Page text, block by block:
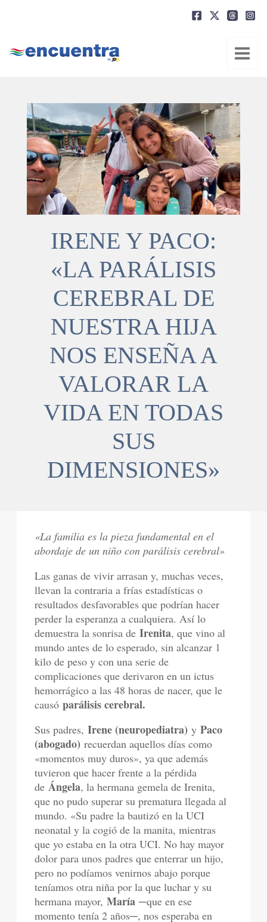
IRENE Y PACO:
«LA PARÁLISIS
CEREBRAL DE
NUESTRA HIJA
NOS ENSEÑA A
VALORAR LA
VIDA EN TODAS
SUS
DIMENSIONES»
«La familia es la pieza fundamental en el
abordaje de un niño con parálisis cerebral»
Las ganas de vivir arrasan y, muchas veces,
llevan la contraria a frías estadísticas o
resultados desfavorables que podrían hacer
perder la esperanza a cualquiera. Así lo
demuestra la sonrisa deIrenita, que vino al
mundo antes de lo esperado, sin alcanzar 1
kilo de peso y con una serie de
complicaciones que derivaron en un ictus
hemorrágico a las 48 horas de nacer, que le
causóparálisis cerebral.
Sus padres,Irene (neuropediatra) yPaco
(abogado) recuerdan aquellos días como
«momentos muy duros», ya que además
tuvieron que hacer frente a la pérdida
deÁngela, la hermana gemela de Irenita,
que no pudo superar su prematura llegada al
mundo. «Su padre la bautizó en la UCI
neonatal y la cogió de la manita, mientras
que yo estaba en la otra UCI. No hay mayor
dolor para unos padres que enterrar un hijo,
pero no podíamos venirnos abajo porque
teníamos otra niña por la que luchar y su
hermana mayor,María ─que en ese
momento tenía 2 años─, nos esperaba en